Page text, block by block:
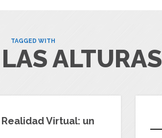
TAGGED WITH
ALTURAS
Virtual: un